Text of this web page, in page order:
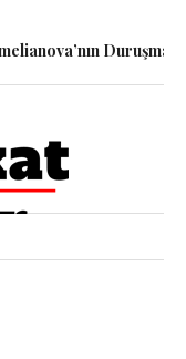
Duruşması